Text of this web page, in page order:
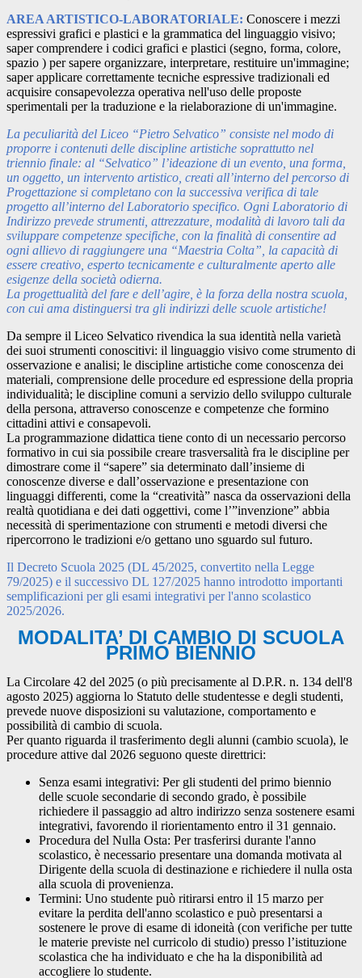
AREA ARTISTICO-LABORATORIALE: Conoscere i mezzi
espressivi grafici e plastici e la grammatica del linguaggio visivo;
saper comprendere i codici grafici e plastici (segno, forma, colore,
spazio ) per sapere organizzare, interpretare, restituire un'immagine;
saper applicare correttamente tecniche espressive tradizionali ed
acquisire consapevolezza operativa nell'uso delle proposte
sperimentali per la traduzione e la rielaborazione di un'immagine.
La peculiarità del Liceo “Pietro Selvatico” consiste nel modo di
proporre i contenuti delle discipline artistiche soprattutto nel
triennio finale: al “Selvatico” l’ideazione di un evento, una forma,
un oggetto, un intervento artistico, creati all’interno del percorso di
Progettazione si completano con la successiva verifica di tale
progetto all’interno del Laboratorio specifico. Ogni Laboratorio di
Indirizzo prevede strumenti, attrezzature, modalità di lavoro tali da
sviluppare competenze specifiche, con la finalità di consentire ad
ogni allievo di raggiungere una “Maestria Colta”, la capacità di
essere creativo, esperto tecnicamente e culturalmente aperto alle
esigenze della società odierna.
La progettualità del fare e dell’agire, è la forza della nostra scuola,
con cui ama distinguersi tra gli indirizzi delle scuole artistiche!
Da sempre il Liceo Selvatico rivendica la sua identità nella varietà
dei suoi strumenti conoscitivi: il linguaggio visivo come strumento di
osservazione e analisi; le discipline artistiche come conoscenza dei
materiali, comprensione delle procedure ed espressione della propria
individualità; le discipline comuni a servizio dello sviluppo culturale
della persona, attraverso conoscenze e competenze che formino
cittadini attivi e consapevoli.
La programmazione didattica tiene conto di un necessario percorso
formativo in cui sia possibile creare trasversalità fra le discipline per
dimostrare come il “sapere” sia determinato dall’insieme di
conoscenze diverse e dall’osservazione e presentazione con
linguaggi differenti, come la “creatività” nasca da osservazioni della
realtà quotidiana e dei dati oggettivi, come l’”invenzione” abbia
necessità di sperimentazione con strumenti e metodi diversi che
ripercorrono le tradizioni e/o gettano uno sguardo sul futuro.
Il Decreto Scuola 2025 (DL 45/2025, convertito nella Legge
79/2025) e il successivo DL 127/2025 hanno introdotto importanti
semplificazioni per gli esami integrativi per l'anno scolastico
2025/2026.
MODALITA’ DI CAMBIO DI SCUOLA
PRIMO BIENNIO
La Circolare 42 del 2025 (o più precisamente al D.P.R. n. 134 dell'8
agosto 2025) aggiorna lo Statuto delle studentesse e degli studenti,
prevede nuove disposizioni su valutazione, comportamento e
possibilità di cambio di scuola.
Per quanto riguarda il trasferimento degli alunni (cambio scuola), le
procedure attive dal 2026 seguono queste direttrici:
Senza esami integrativi: Per gli studenti del primo biennio
delle scuole secondarie di secondo grado, è possibile
richiedere il passaggio ad altro indirizzo senza sostenere esami
integrativi, favorendo il riorientamento entro il 31 gennaio.
Procedura del Nulla Osta: Per trasferirsi durante l'anno
scolastico, è necessario presentare una domanda motivata al
Dirigente della scuola di destinazione e richiedere il nulla osta
alla scuola di provenienza.
Termini: Uno studente può ritirarsi entro il 15 marzo per
evitare la perdita dell'anno scolastico e può presentarsi a
sostenere le prove di esame di idoneità (con verifiche per tutte
le materie previste nel curricolo di studio) presso l’istituzione
scolastica che ha individuato e che ha la disponibilità ad
accogliere lo studente.